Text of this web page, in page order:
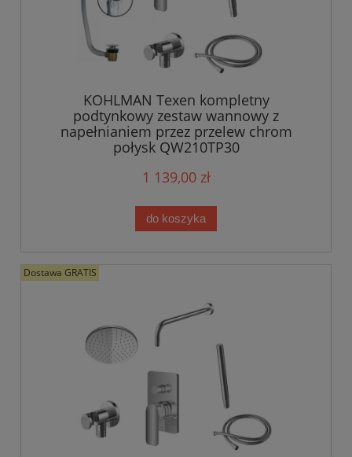
KOHLMAN Texen kompletny
podtynkowy zestaw wannowy z
napełnianiem przez przelew chrom
połysk QW210TP30
1 139,00 zł
do koszyka
Dostawa GRATIS